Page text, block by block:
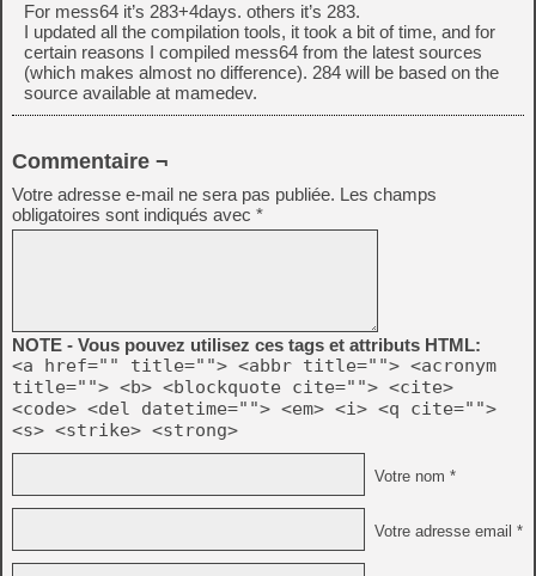
For mess64 it’s 283+4days. others it’s 283.
I updated all the compilation tools, it took a bit of time, and for
certain reasons I compiled mess64 from the latest sources
(which makes almost no difference). 284 will be based on the
source available at mamedev.
Commentaire ¬
Votre adresse e-mail ne sera pas publiée. Les champs
obligatoires sont indiqués avec *
NOTE - Vous pouvez utilisez ces tags et attributs HTML:
<a href="" title=""> <abbr title=""> <acronym
title=""> <b> <blockquote cite=""> <cite>
<code> <del datetime=""> <em> <i> <q cite="">
<s> <strike> <strong>
Votre nom *
Votre adresse email *